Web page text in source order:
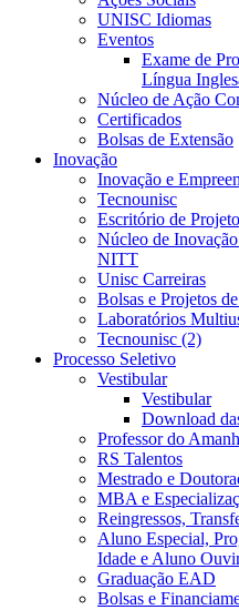
UNISC Idiomas
Eventos
Exame de
Língua
Núcleo de Ação
Certificados
Bolsas de Extensão
Inovação
Inovação e
Tecnounisc
Escritório de
Núcleo de
NITT
Unisc Carreiras
Bolsas e Projetos
Laboratórios
Tecnounisc (2)
Processo Seletivo
Vestibular
Vestibular
Download
Professor do
RS Talentos
Mestrado e
MBA e
Reingressos,
Aluno Especial,
Idade e Aluno
Graduação EAD
Bolsas e